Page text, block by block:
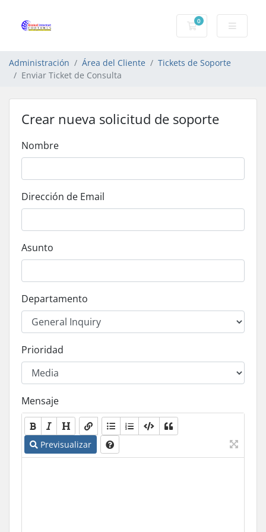
0
Carro de Pedidos
Administración Área del Cliente
Tickets de Soporte
Enviar Ticket de Consulta
Crear nueva solicitud de soporte
Nombre
Dirección de Email
Asunto
Departamento
Prioridad
Mensaje
Previsualizar